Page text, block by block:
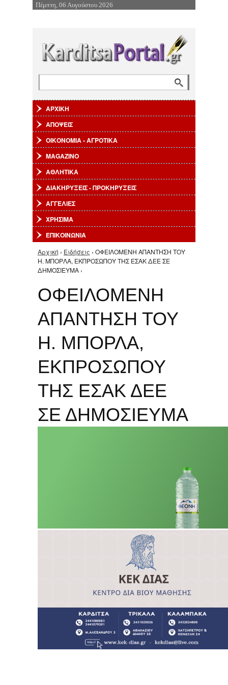
Επιστροφή στην Πλοήγηση
Πέμπτη, 06 Αυγούστου 2026
ΑΡΧΙΚΗ
ΑΠΟΨΕΙΣ
ΟΙΚΟΝΟΜΙΑ - ΑΓΡΟΤΙΚΑ
MAGAZINO
ΑΘΛΗΤΙΚΑ
ΔΙΑΚΗΡΥΞΕΙΣ - ΠΡΟΚΗΡΥΞΕΙΣ
ΑΓΓΕΛΙΕΣ
ΧΡΗΣΙΜΑ
ΕΠΙΚΟΙΝΩΝΙΑ
Είστε εδώ
Αρχική › Ειδήσεις › ΟΦΕΙΛΟΜΕΝΗ ΑΠΑΝΤΗΣΗ ΤΟΥ
Η. ΜΠΟΡΛΑ, ΕΚΠΡΟΣΩΠΟΥ ΤΗΣ ΕΣΑΚ ΔΕΕ ΣΕ
ΔΗΜΟΣΙΕΥΜΑ ›
ΟΦΕΙΛΟΜΕΝΗ
ΑΠΑΝΤΗΣΗ ΤΟΥ
Η. ΜΠΟΡΛΑ,
ΕΚΠΡΟΣΩΠΟΥ
ΤΗΣ ΕΣΑΚ ΔΕΕ
ΣΕ ΔΗΜΟΣΙΕΥΜΑ